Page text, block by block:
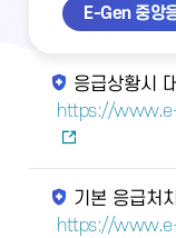
E-Gen 중앙
응급상황시
https://
기본 응급처
https://